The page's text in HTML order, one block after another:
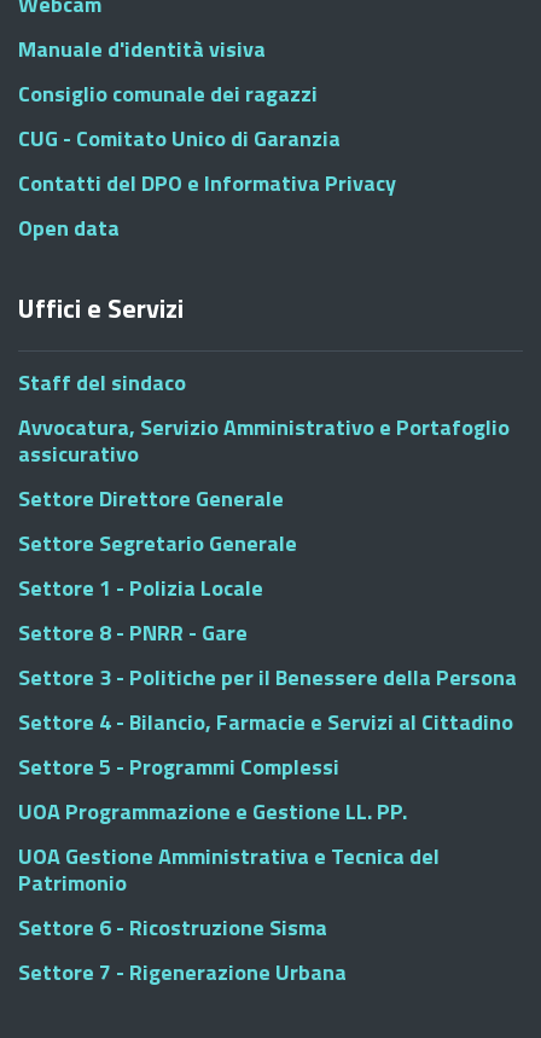
Manuale d'identità visiva
Consiglio comunale dei ragazzi
CUG - Comitato Unico di Garanzia
Contatti del DPO e Informativa Privacy
Open data
Uffici e Servizi
Staff del sindaco
Avvocatura, Servizio Amministrativo e Portafoglio
assicurativo
Settore Direttore Generale
Settore Segretario Generale
Settore 1 - Polizia Locale
Settore 8 - PNRR - Gare
Settore 3 - Politiche per il Benessere della Persona
Settore 4 - Bilancio, Farmacie e Servizi al Cittadino
Settore 5 - Programmi Complessi
UOA Programmazione e Gestione LL. PP.
UOA Gestione Amministrativa e Tecnica del
Patrimonio
Settore 6 - Ricostruzione Sisma
Settore 7 - Rigenerazione Urbana